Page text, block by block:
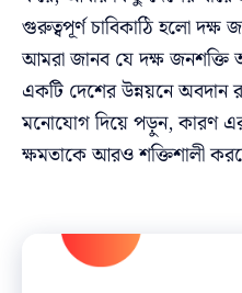
গুরুত্বপূর্ণ চাবিকাঠি হলো
আমরা জানব যে দক্ষ জনশক্তি
একটি দেশের উন্নয়নে অবদান
মনোযোগ দিয়ে পড়ুন, কারণ
ক্ষমতাকে আরও শক্তিশালী